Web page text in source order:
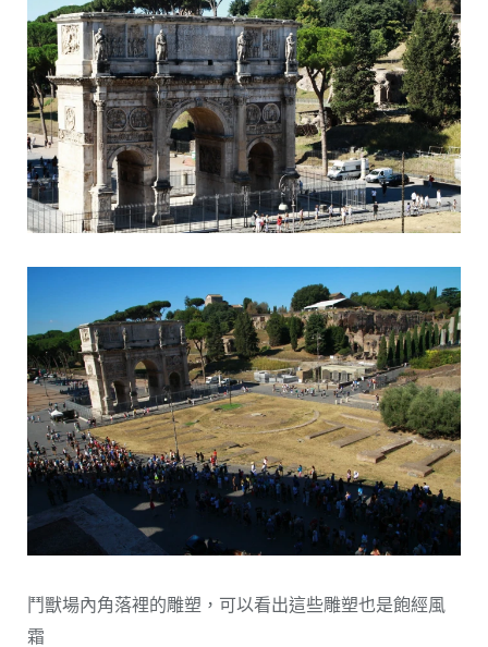
鬥獸場內角落裡的雕塑，可以看出這些雕塑也是飽經風
霜